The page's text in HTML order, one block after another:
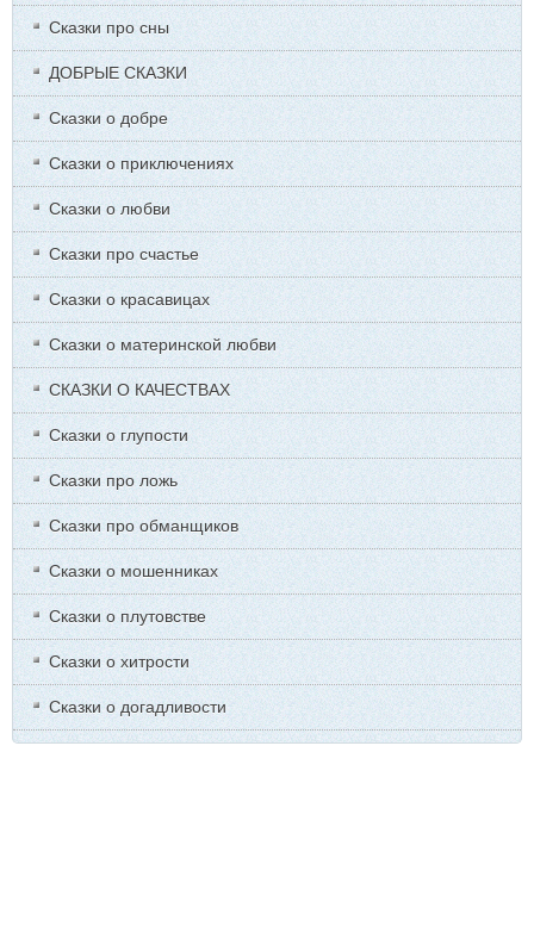
Сказки про сны
ДОБРЫЕ СКАЗКИ
Сказки о добре
Сказки о приключениях
Сказки о любви
Сказки про счастье
Сказки о красавицах
Сказки о материнской любви
СКАЗКИ О КАЧЕСТВАХ
Сказки о глупости
Сказки про ложь
Сказки про обманщиков
Сказки о мошенниках
Сказки о плутовстве
Сказки о хитрости
Сказки о догадливости